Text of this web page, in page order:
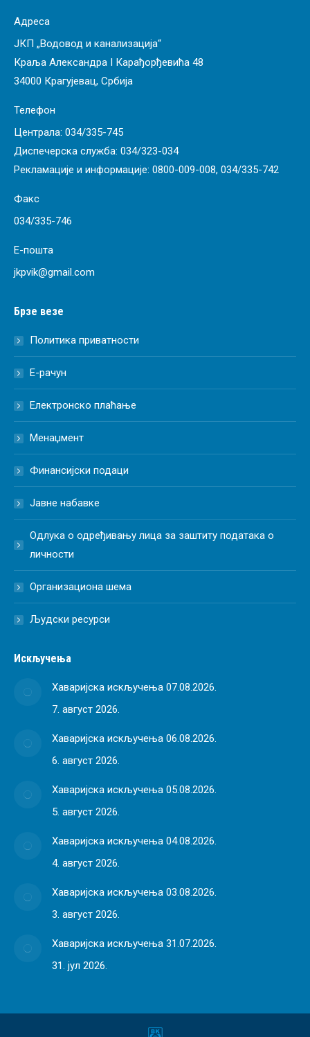
Адреса
ЈКП „Водовод и канализација“
Краља Александра I Карађорђевића 48
34000 Крагујевац, Србија
Телефон
Централа: 034/335-745
Диспечерска служба: 034/323-034
Рекламације и информације: 0800-009-008, 034/335-742
Факс
034/335-746
Е-пошта
jkpvik@gmail.com
Брзе везе
Политика приватности
Е-рачун
Електронско плаћање
Менаџмент
Финансијски подаци
Јавне набавке
Одлука о одређивању лица за заштиту података о
личности
Организациона шема
Људски ресурси
Искључења
Хаваријска искључења 07.08.2026.
7. август 2026.
Хаваријска искључења 06.08.2026.
6. август 2026.
Хаваријска искључења 05.08.2026.
5. август 2026.
Хаваријска искључења 04.08.2026.
4. август 2026.
Хаваријска искључења 03.08.2026.
3. август 2026.
Хаваријска искључења 31.07.2026.
31. јул 2026.